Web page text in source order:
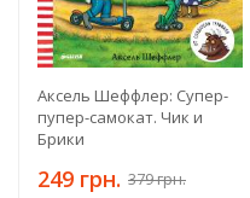
Аксель Шеффлер: Супер-
пупер-самокат. Чик и
Брики
249 грн. 379 грн.